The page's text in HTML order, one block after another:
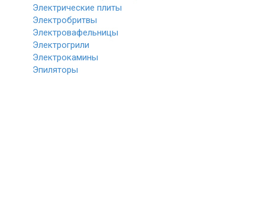
Электрические плиты
Электробритвы
Электровафельницы
Электрогрили
Электрокамины
Эпиляторы